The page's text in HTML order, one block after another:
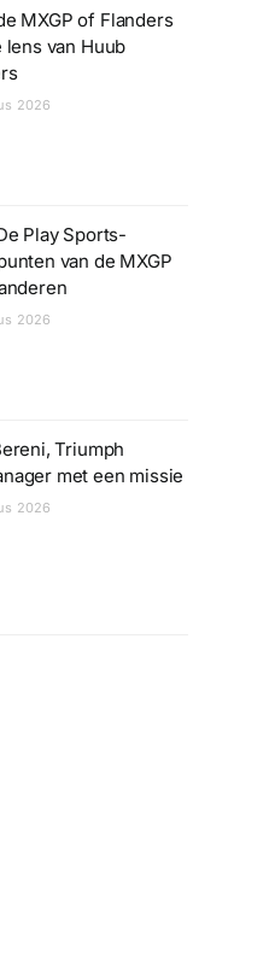
MXGP of Flanders
lens van Huub
2026
Play Sports-
van de MXGP
2026
Triumph
met een missie
2026